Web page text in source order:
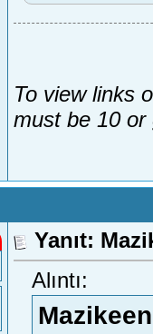
To view links
must be 10 or
Yanıt:
Alıntı:
Mazikeen